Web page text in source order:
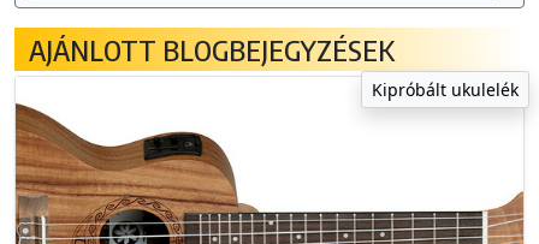
AJÁNLOTT BLOGBEJEGYZÉSEK
Kipróbált ukulelék